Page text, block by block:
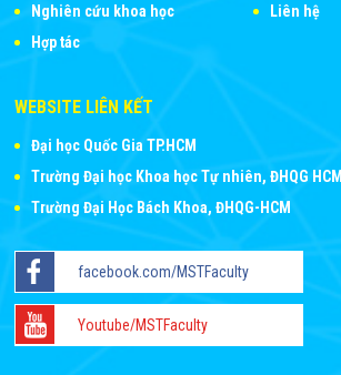
Nghiên cứu khoa học
Hợp tác
Liên hệ
WEBSITE LIÊN KẾT
Đại học Quốc Gia TP.HCM
Trường Đại học Khoa học Tự nhiên, ĐHQG HCM
Trường Đại Học Bách Khoa, ĐHQG-HCM
facebook.com/MSTFaculty
Youtube/MSTFaculty